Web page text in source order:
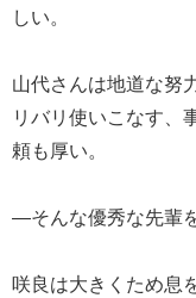
しい。
山代さんは地道な努
リバリ使いこなす、
頼も厚い。
―そんな優秀な先輩
咲良は大きくため息